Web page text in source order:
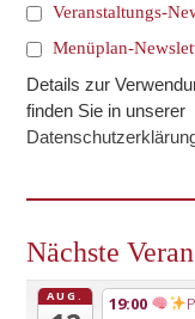
Veranstaltungs-
Menüplan-
Details zur
finden Sie in unserer
Nächste
AUG. 19:00